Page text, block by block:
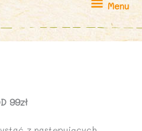
Menu
99zł